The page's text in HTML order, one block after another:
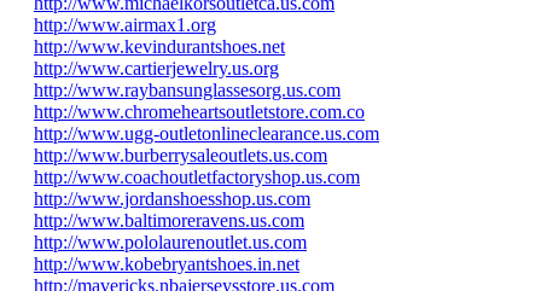
http://www.airmax1.org
http://www.kevindurantshoes.net
http://www.cartierjewelry.us.org
http://www.raybansunglassesorg.us.com
http://www.chromeheartsoutletstore.com.co
http://www.ugg-outletonlineclearance.us.com
http://www.burberrysaleoutlets.us.com
http://www.coachoutletfactoryshop.us.com
http://www.jordanshoesshop.us.com
http://www.baltimoreravens.us.com
http://www.pololaurenoutlet.us.com
http://www.kobebryantshoes.in.net
http://mavericks.nbajerseysstore.us.com